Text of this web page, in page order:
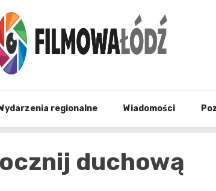
regionalne Wiadomości
duchową